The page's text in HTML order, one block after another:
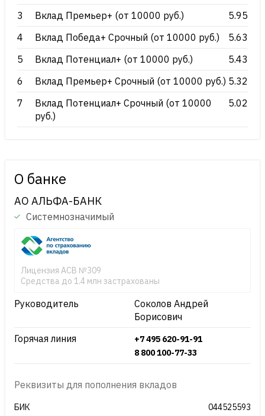
3
Вклад Премьер+ (от 10000 руб.)
5.95
4
Вклад Победа+ Срочный (от 10000 руб.)
5.63
5
Вклад Потенциал+ (от 10000 руб.)
5.43
6
Вклад Премьер+ Срочный (от 10000 руб.) 5.32
7
Вклад Потенциал+ Срочный (от 10000
руб.)
5.02
О банке
АО АЛЬФА-БАНК
Системнозначимый
Лицензия АСВ №309
Средства до 1.4 млн застрахованы
Руководитель
Соколов Андрей
Борисович
Горячая линия
+7 495 620-91-91
8 800 100-77-33
Реквизиты для пополнения вкладов
БИК 044525593